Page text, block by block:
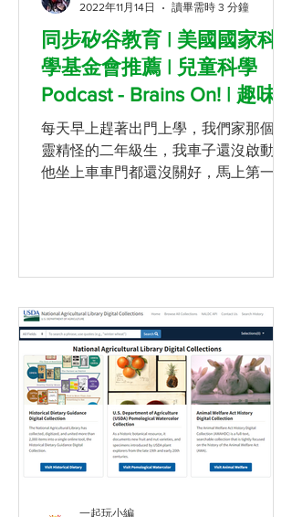
同步矽谷教育 | 美國國家科
學基金會推薦 | 兒童科學
Podcast - Brains On! | 趣味
英文培養科學腦
每天早上趕著出門上學，我們家那個古
靈精怪的二年級生，我車子還沒啟動，
他坐上車車門都還沒關好，馬上第一句
2022年11月14日
讀畢需時 3 分鐘
一起玩小編